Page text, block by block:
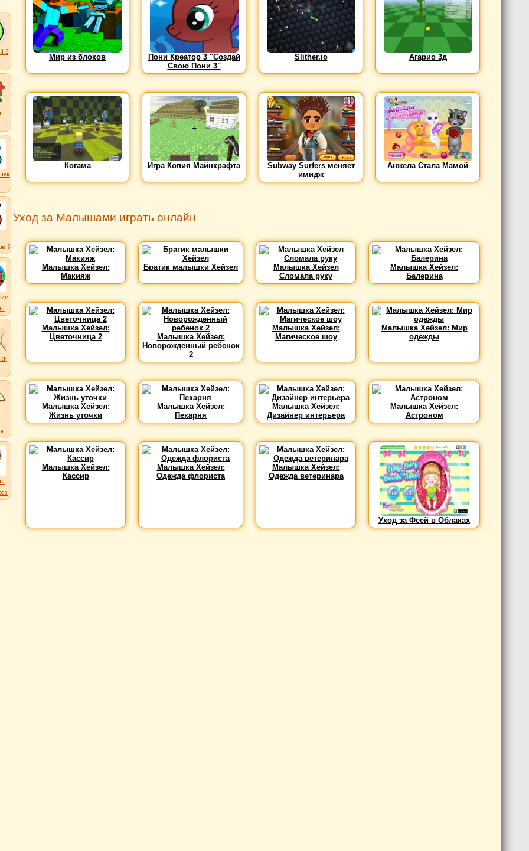
6
5
Мир из блоков
Пони Креатор 3 "Создай
Свою Пони 3"
Slither.io Агарио 3д
Когама Игра Копия Майнкрафта
Subway Surfers меняет
имидж
Анжела Стала Мамой
Уход за Малышами играть онлайн
Малышка Хейзел:
Макияж
Братик малышки Хейзел
Малышка Хейзел
Сломала руку
Малышка Хейзел:
Балерина
Малышка Хейзел:
Цветочница 2
Малышка Хейзел:
Новорожденный ребенок
2
Малышка Хейзел:
Магическое шоу
Малышка Хейзел: Мир
одежды
Малышка Хейзел:
Жизнь уточки
Малышка Хейзел:
Пекарня
Малышка Хейзел:
Дизайнер интерьера
Малышка Хейзел:
Астроном
Малышка Хейзел:
Кассир
Малышка Хейзел:
Одежда флориста
Малышка Хейзел:
Одежда ветеринара
Уход за Феей в Облаках